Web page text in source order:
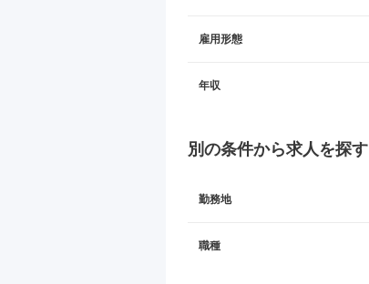
雇用形態
年収
別の条件から求人を探す
勤務地
職種